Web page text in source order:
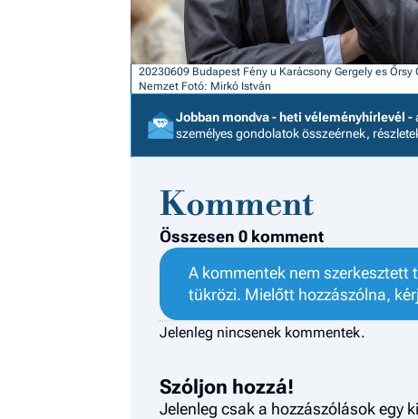
20230609 Budapest Fény u Karácsony Gergely es
Nemzet Fotó: Mirkó István
Jobban mondva - heti véleményhírlevél -
személyes gondolatok összeérnek,
Komment
Összesen 0 komment
A kommentek nem
tükrözi. Mielőtt hozzászólna,
Jelenleg nincsenek kommentek.
Szóljon hozzá!
Jelenleg csak a hozzászólások egy